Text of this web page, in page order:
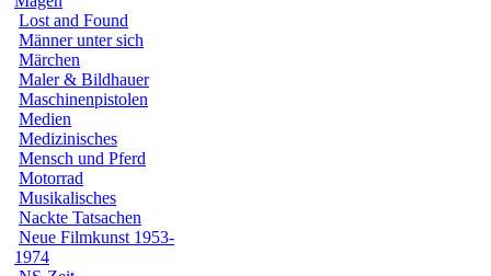
Lost and Found
Männer unter sich
Märchen
Maler & Bildhauer
Maschinenpistolen
Medien
Medizinisches
Mensch und Pferd
Motorrad
Musikalisches
Nackte Tatsachen
Neue Filmkunst 1953-
1974